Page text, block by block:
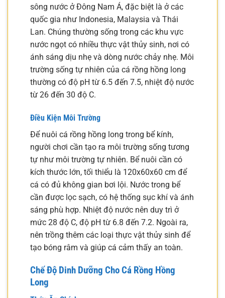
sông nước ở Đông Nam Á, đặc biệt là ở các
quốc gia như Indonesia, Malaysia và Thái
Lan. Chúng thường sống trong các khu vực
nước ngọt có nhiều thực vật thủy sinh, nơi có
ánh sáng dịu nhẹ và dòng nước chảy nhẹ. Môi
trường sống tự nhiên của cá rồng hồng long
thường có độ pH từ 6.5 đến 7.5, nhiệt độ nước
từ 26 đến 30 độ C.
Điều Kiện Môi Trường
Để nuôi cá rồng hồng long trong bể kính,
người chơi cần tạo ra môi trường sống tương
tự như môi trường tự nhiên. Bể nuôi cần có
kích thước lớn, tối thiểu là 120x60x60 cm để
cá có đủ không gian bơi lội. Nước trong bể
cần được lọc sạch, có hệ thống sục khí và ánh
sáng phù hợp. Nhiệt độ nước nên duy trì ở
mức 28 độ C, độ pH từ 6.8 đến 7.2. Ngoài ra,
nên trồng thêm các loại thực vật thủy sinh để
tạo bóng râm và giúp cá cảm thấy an toàn.
Chế Độ Dinh Dưỡng Cho Cá Rồng Hồng
Long